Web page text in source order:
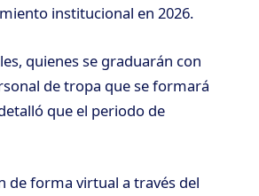
institucional en 2026.
quienes se graduarán con
de tropa que se formará
que el periodo de
de forma virtual a través del